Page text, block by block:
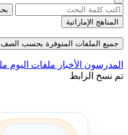
المناهج الإماراتية
جميع الملفات المتوفرة بحسب الصف
المدرسون الأخبار ملفات اليوم
تم نسخ الرابط